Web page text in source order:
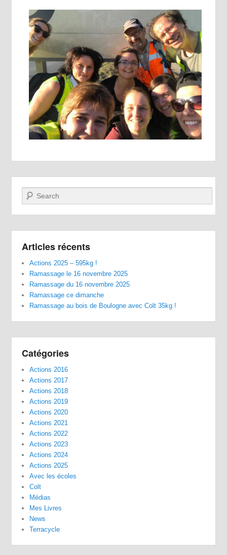
Recherche
Articles récents
Actions 2025 – 595kg !
Ramassage le 16 novembre 2025
Ramassage du 16 novembre 2025
Ramassage ce dimanche
Ramassage au bois de Boulogne avec Colt 35kg !
Catégories
Actions 2016
Actions 2017
Actions 2018
Actions 2019
Actions 2020
Actions 2021
Actions 2022
Actions 2023
Actions 2024
Actions 2025
Avec les écoles
Colt
Médias
Mes Livres
News
Terracycle